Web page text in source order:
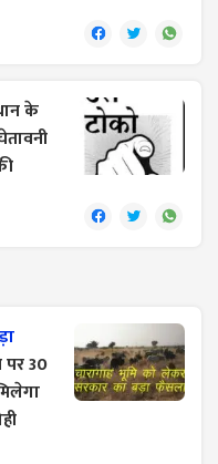
के
पर 30